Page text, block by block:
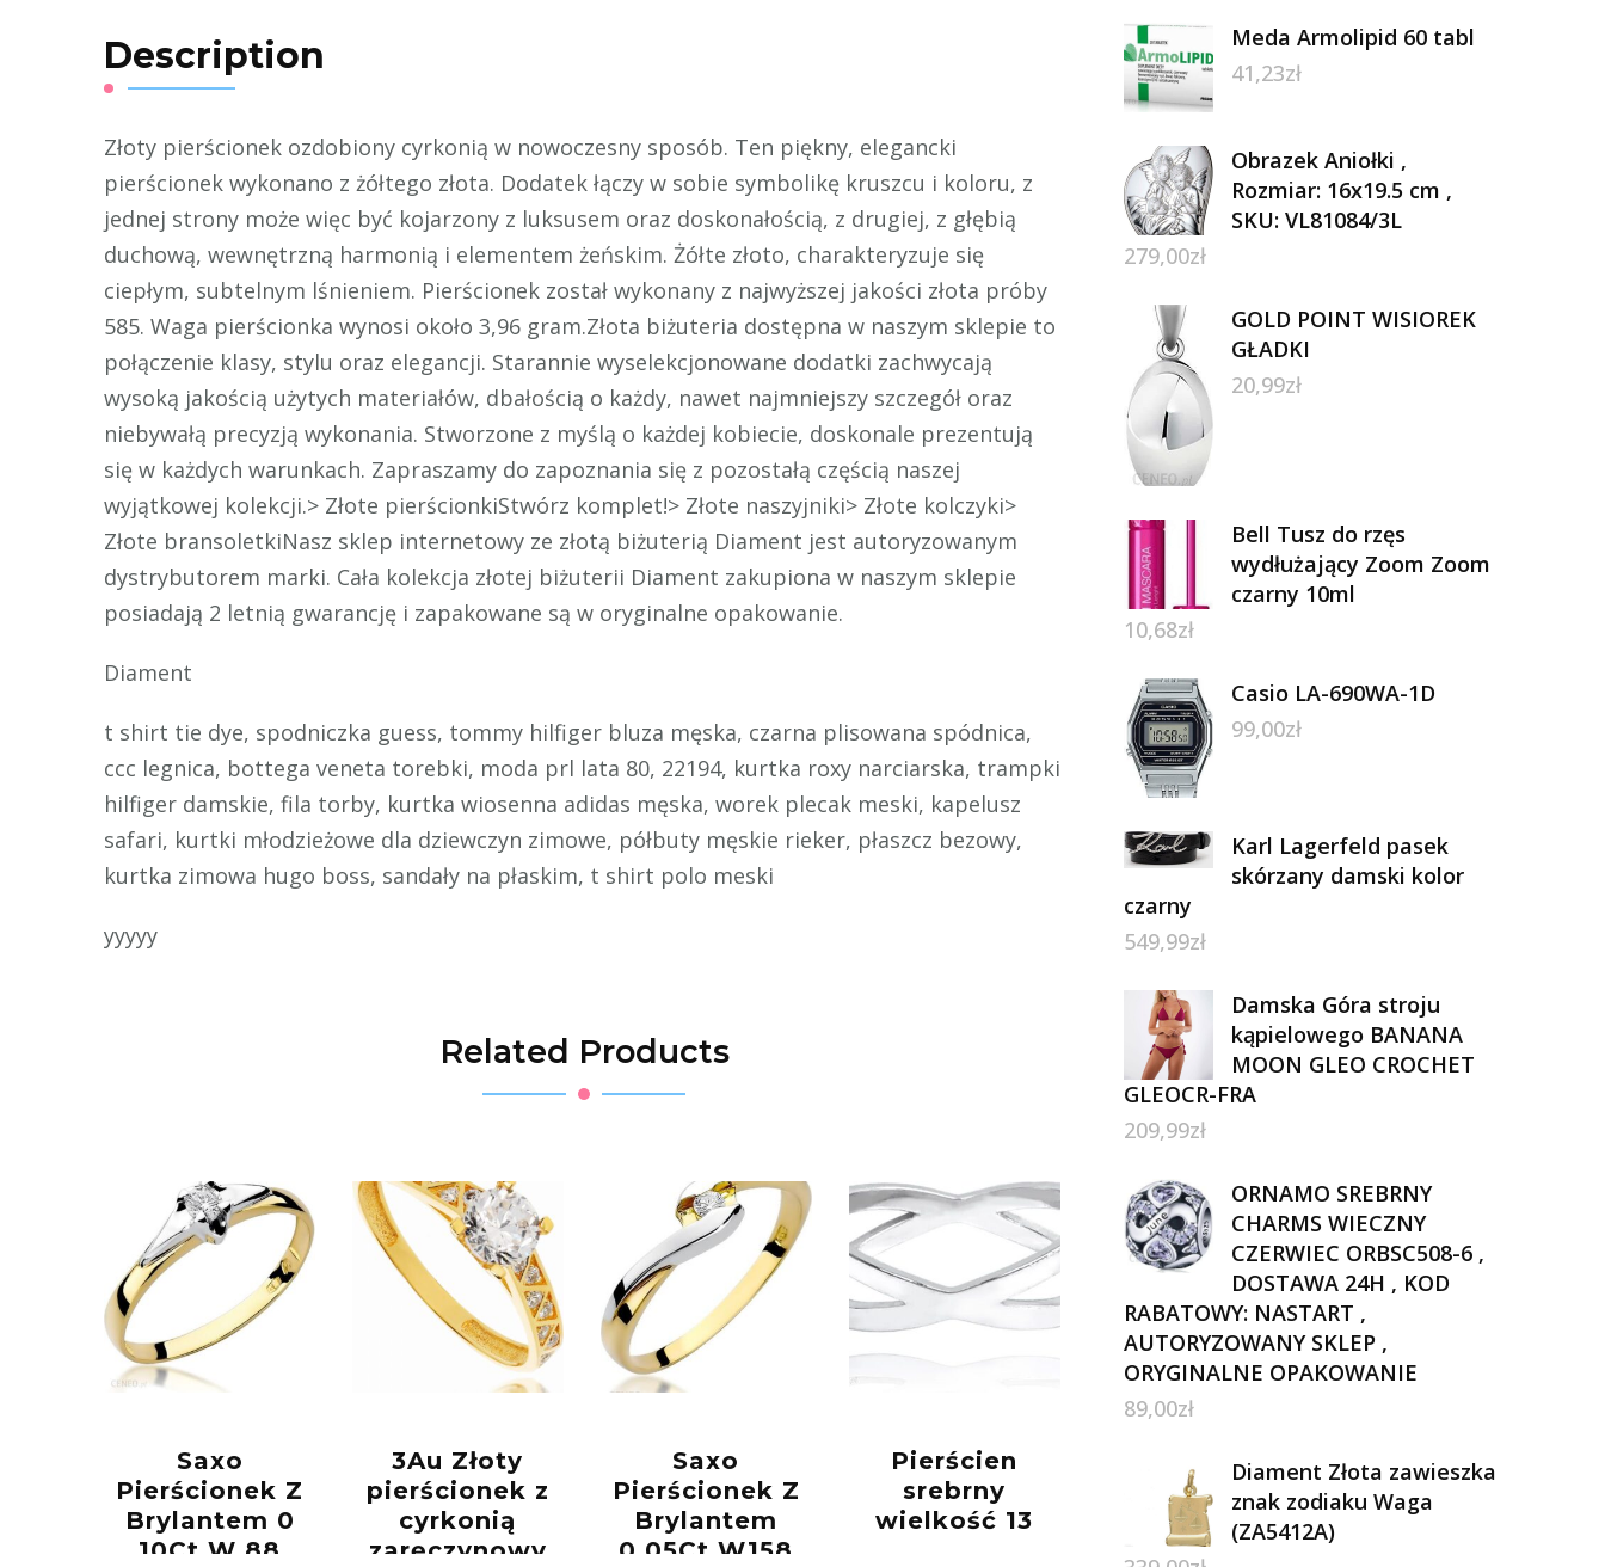
Description
Złoty pierścionek ozdobiony cyrkonią w nowoczesny sposób. Ten piękny, elegancki
pierścionek wykonano z żółtego złota. Dodatek łączy w sobie symbolikę kruszcu i koloru, z
jednej strony może więc być kojarzony z luksusem oraz doskonałością, z drugiej, z głębią
duchową, wewnętrzną harmonią i elementem żeńskim. Żółte złoto, charakteryzuje się
ciepłym, subtelnym lśnieniem. Pierścionek został wykonany z najwyższej jakości złota próby
585. Waga pierścionka wynosi około 3,96 gram.Złota biżuteria dostępna w naszym sklepie to
połączenie klasy, stylu oraz elegancji. Starannie wyselekcjonowane dodatki zachwycają
wysoką jakością użytych materiałów, dbałością o każdy, nawet najmniejszy szczegół oraz
niebywałą precyzją wykonania. Stworzone z myślą o każdej kobiecie, doskonale prezentują
się w każdych warunkach. Zapraszamy do zapoznania się z pozostałą częścią naszej
wyjątkowej kolekcji.> Złote pierścionkiStwórz komplet!> Złote naszyjniki> Złote kolczyki>
Złote bransoletkiNasz sklep internetowy ze złotą biżuterią Diament jest autoryzowanym
dystrybutorem marki. Cała kolekcja złotej biżuterii Diament zakupiona w naszym sklepie
posiadają 2 letnią gwarancję i zapakowane są w oryginalne opakowanie.
Diament
t shirt tie dye, spodniczka guess, tommy hilfiger bluza męska, czarna plisowana spódnica,
ccc legnica, bottega veneta torebki, moda prl lata 80, 22194, kurtka roxy narciarska, trampki
hilfiger damskie, fila torby, kurtka wiosenna adidas męska, worek plecak meski, kapelusz
safari, kurtki młodzieżowe dla dziewczyn zimowe, półbuty męskie rieker, płaszcz bezowy,
kurtka zimowa hugo boss, sandały na płaskim, t shirt polo meski
yyyyy
Related Products
Saxo
Pierścionek Z
Brylantem 0
10Ct W 88
3Au Złoty
pierścionek z
cyrkonią
zaręczynowy
Saxo
Pierścionek Z
Brylantem
0,05Ct W158
Pierścien
srebrny
wielkość 13
Meda Armolipid 60 tabl
41,23zł
Obrazek Aniołki ,
Rozmiar: 16x19.5 cm ,
SKU: VL81084/3L
279,00zł
GOLD POINT WISIOREK
GŁADKI
20,99zł
Bell Tusz do rzęs
wydłużający Zoom Zoom
czarny 10ml
10,68zł
Casio LA-690WA-1D
99,00zł
Karl Lagerfeld pasek
skórzany damski kolor
czarny
549,99zł
Damska Góra stroju
kąpielowego BANANA
MOON GLEO CROCHET
GLEOCR-FRA
209,99zł
ORNAMO SREBRNY
CHARMS WIECZNY
CZERWIEC ORBSC508-6 ,
DOSTAWA 24H , KOD
RABATOWY: NASTART ,
AUTORYZOWANY SKLEP ,
ORYGINALNE OPAKOWANIE
89,00zł
Diament Złota zawieszka
znak zodiaku Waga
(ZA5412A)